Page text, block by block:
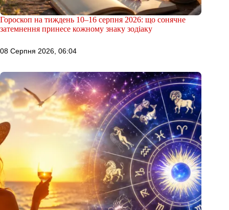
Гороскоп на тиждень 10–16 серпня 2026: що сонячне
затемнення принесе кожному знаку зодіаку
08 Серпня 2026, 06:04